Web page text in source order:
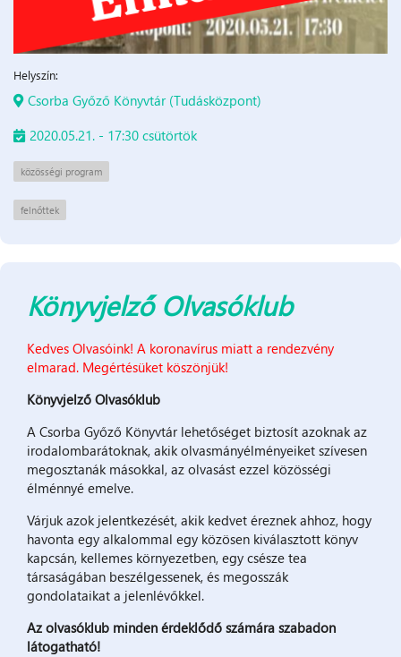
Helyszín:
Csorba Győző Könyvtár (Tudásközpont)
2020.05.21. - 17:30 csütörtök
közösségi program
felnőttek
Könyvjelző Olvasóklub
Kedves Olvasóink! A koronavírus miatt a rendezvény
elmarad. Megértésüket köszönjük!
Könyvjelző Olvasóklub
A Csorba Győző Könyvtár lehetőséget biztosít azoknak az
irodalombarátoknak, akik olvasmányélményeiket szívesen
megosztanák másokkal, az olvasást ezzel közösségi
élménnyé emelve.
Várjuk azok jelentkezését, akik kedvet éreznek ahhoz, hogy
havonta egy alkalommal egy közösen kiválasztott könyv
kapcsán, kellemes környezetben, egy csésze tea
társaságában beszélgessenek, és megosszák
gondolataikat a jelenlévőkkel.
Az olvasóklub minden érdeklődő számára szabadon
látogatható!